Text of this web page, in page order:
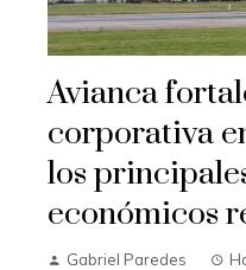
Avianca
corporativa
los
económicos
Gabriel Paredes